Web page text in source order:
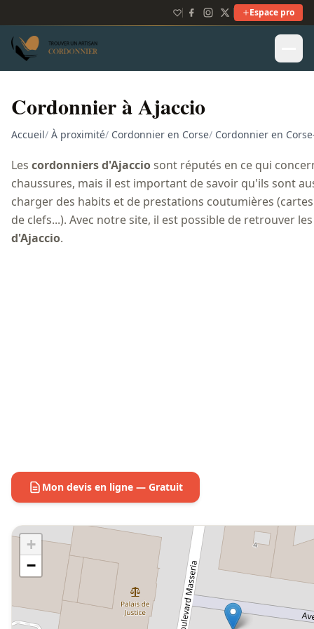
Espace pro
Cordonnier à Ajaccio
Accueil/ À proximité/ Cordonnier en Corse/ Cordonnier en
Les cordonniers d'Ajacciosont réputés en ce qui
chaussures, mais il est important de savoir qu'ils sont
charger des habits et de prestations coutumières
de clefs...). Avec notre site, il est possible de retrouver
d'Ajaccio.
Mon devis en ligne — Gratuit
+
−